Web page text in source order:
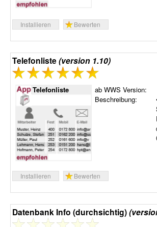
Installieren Bewerten
Telefonliste(version 1.10)
Telefonliste
ab WWS Version:
Beschreibung:
Installieren Bewerten
Datenbank Info (durchsichtig)